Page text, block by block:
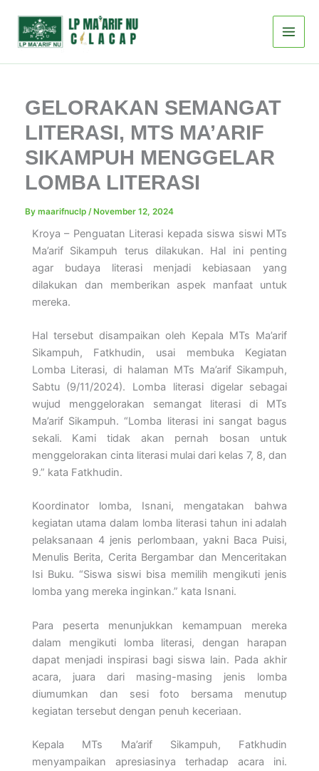
content
GELORAKAN SEMANGAT
LITERASI, MTS MA’ARIF
SIKAMPUH MENGGELAR
LOMBA LITERASI
By maarifnuclp /November 12, 2024
Kroya – Penguatan Literasi kepada siswa siswi MTs
Ma’arif Sikampuh terus dilakukan. Hal ini penting
agar budaya literasi menjadi kebiasaan yang
dilakukan dan memberikan aspek manfaat untuk
mereka.
Hal tersebut disampaikan oleh Kepala MTs Ma’arif
Sikampuh, Fatkhudin, usai membuka Kegiatan
Lomba Literasi, di halaman MTs Ma’arif Sikampuh,
Sabtu (9/11/2024). Lomba literasi digelar sebagai
wujud menggelorakan semangat literasi di MTs
Ma’arif Sikampuh. “Lomba literasi ini sangat bagus
sekali. Kami tidak akan pernah bosan untuk
menggelorakan cinta literasi mulai dari kelas 7, 8, dan
9.” kata Fatkhudin.
Koordinator lomba, Isnani, mengatakan bahwa
kegiatan utama dalam lomba literasi tahun ini adalah
pelaksanaan 4 jenis perlombaan, yakni Baca Puisi,
Menulis Berita, Cerita Bergambar dan Menceritakan
Isi Buku. “Siswa siswi bisa memilih mengikuti jenis
lomba yang mereka inginkan.” kata Isnani.
Para peserta menunjukkan kemampuan mereka
dalam mengikuti lomba literasi, dengan harapan
dapat menjadi inspirasi bagi siswa lain. Pada akhir
acara, juara dari masing-masing jenis lomba
diumumkan dan sesi foto bersama menutup
kegiatan tersebut dengan penuh keceriaan.
Kepala MTs Ma’arif Sikampuh, Fatkhudin
menyampaikan apresiasinya terhadap acara ini.